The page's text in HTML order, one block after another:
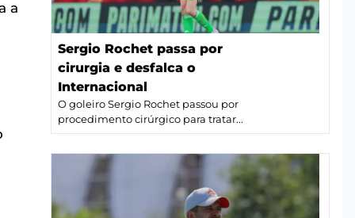
a
Sergio Rochet passa por
cirurgia e desfalca o
Internacional
O goleiro Sergio Rochet passou por
procedimento cirúrgico para tratar...